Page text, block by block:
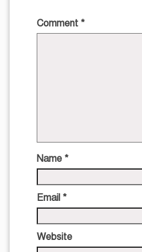
Comment *
Name *
Email *
Website